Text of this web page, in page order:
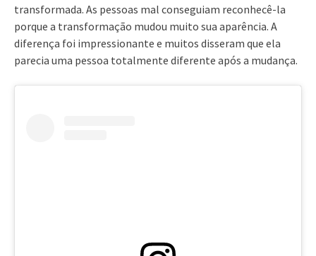
transformada. As pessoas mal conseguiam reconhecê-la
porque a transformação mudou muito sua aparência. A
diferença foi impressionante e muitos disseram que ela
parecia uma pessoa totalmente diferente após a mudança.